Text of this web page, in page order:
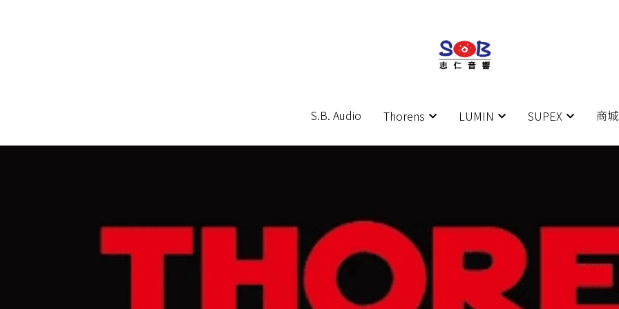
S.B. Audio Thorens LUMIN SUPEX 商城
S.B. Audio Thorens LUMIN SUPEX 商城